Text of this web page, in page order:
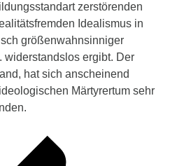
zerstörenden
Idealismus in
größenwahnsinniger
widerstandslos ergibt. Der
hat sich anscheinend
Märtyrertum sehr